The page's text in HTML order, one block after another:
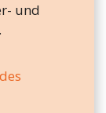
und